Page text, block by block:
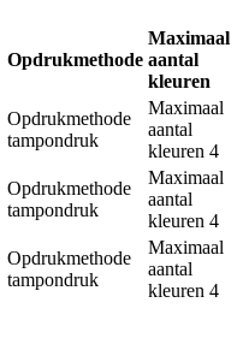
Opdrukmethode
Maximaal
aantal
kleuren
Opdrukmethode
tampondruk
Maximaal
aantal
kleuren 4
Opdrukmethode
tampondruk
Maximaal
aantal
kleuren 4
Opdrukmethode
tampondruk
Maximaal
aantal
kleuren 4